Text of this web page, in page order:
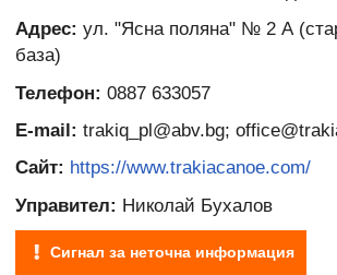
Адрес: ул. "Ясна поляна" № 2 А
база)
Телефон: 0887 633057
E-mail: trakiq_pl@abv.bg;
Сайт: https://www.trakiacanoe.com/
Управител: Николай Бухалов
Сигнал за неточна информация